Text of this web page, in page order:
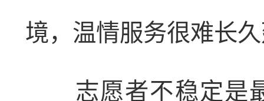
境，温情服务很难长
志愿者不稳定是最